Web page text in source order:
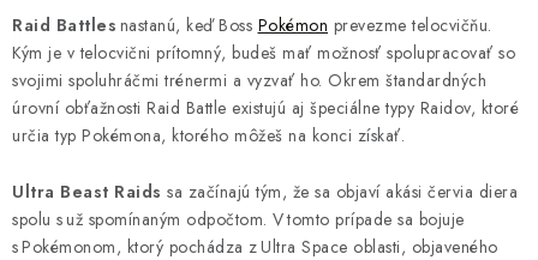
Raid Battles nastanú, keď Boss Pokémon prevezme telocvičňu.
Kým je v telocvični prítomný, budeš mať možnosť spolupracovať so
svojimi spoluhráčmi trénermi a vyzvať ho. Okrem štandardných
úrovní obťažnosti Raid Battle existujú aj špeciálne typy Raidov, ktoré
určia typ Pokémona, ktorého môžeš na konci získať.
Ultra Beast Raids sa začínajú tým, že sa objaví akási červia diera
spolu s už spomínaným odpočtom. V tomto prípade sa bojuje
s Pokémonom, ktorý pochádza z Ultra Space oblasti, objaveného